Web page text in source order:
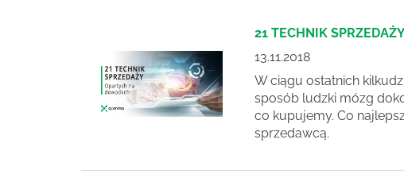
21 TECHNIK
13.11.2018
W ciągu ostatnich
sposób ludzki mózg
co kupujemy. Co
sprzedawcą.